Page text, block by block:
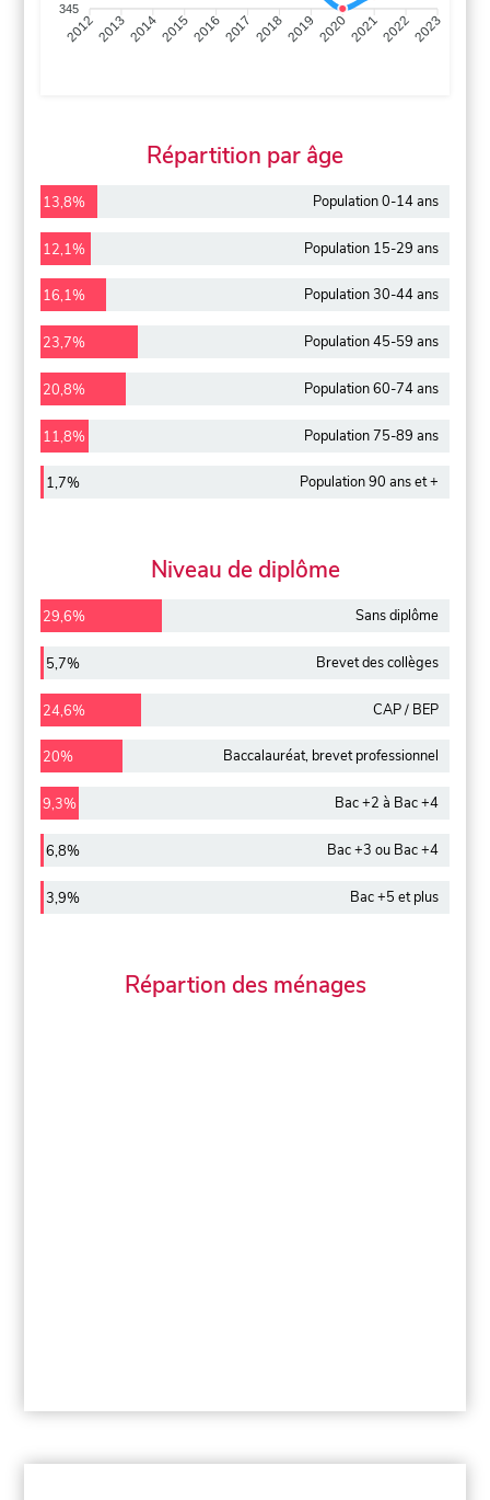
345
201220132014201520162017 20182019 2020202120222023
Répartition par âge
13,8% Population 0-14 ans
12,1% Population 15-29 ans
16,1% Population 30-44 ans
23,7% Population 45-59 ans
20,8% Population 60-74 ans
11,8% Population 75-89 ans
1,7% Population 90 ans et +
Niveau de diplôme
29,6% Sans diplôme
5,7% Brevet des collèges
24,6% CAP / BEP
20% Baccalauréat, brevet professionnel
9,3% Bac +2 à Bac +4
6,8% Bac +3 ou Bac +4
3,9% Bac +5 et plus
Répartion des ménages